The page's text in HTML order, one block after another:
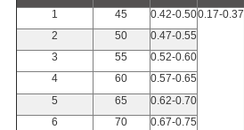
1
45 0.42-0.500.17-0.37
2
50
0.47-0.55
3
55
0.52-0.60
4
60
0.57-0.65
5
65
0.62-0.70
6
70
0.67-0.75